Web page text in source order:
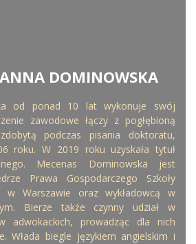
DOMINOWSKA
od ponad 10 lat wykonuje swój
zawodowe łączy z pogłębioną
podczas pisania doktoratu,
roku. W 2019 roku uzyskała tytuł
Mecenas Dominowska jest
Prawa Gospodarczego Szkoły
w Warszawie oraz wykładowcą w
Bierze także czynny udział w
adwokackich, prowadząc dla nich
Włada biegle językiem angielskim i